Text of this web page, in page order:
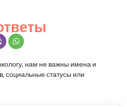
нам не важны имена и
социальные статусы или